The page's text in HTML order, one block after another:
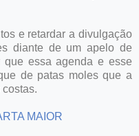
e retardar a divulgação
diante de um apelo de
que essa agenda e esse
de patas moles que a
MAIOR